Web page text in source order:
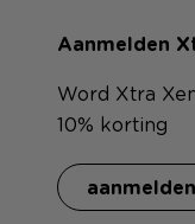
Aanmelden
Word Xtra
10% korting
aanmelden